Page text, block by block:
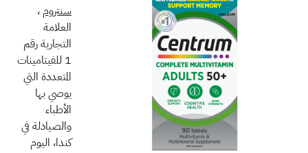
سنتروم ،
العلامة
التجارية رقم
1 للفيتامينات
المتعددة التي
يوصي بها
الأطباء
والصيادلة في
كندا، اليوم